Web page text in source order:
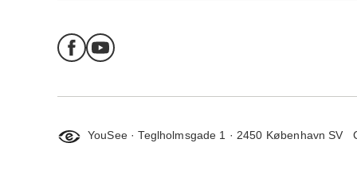
YouSee · Teglholmsgade 1 · 2450 København SV